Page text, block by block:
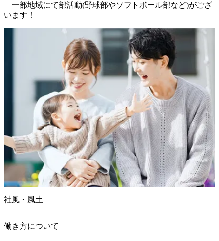
一部地域にて部活動(野球部やソフトボール部など)がござ
います！
社風・風土
働き方について